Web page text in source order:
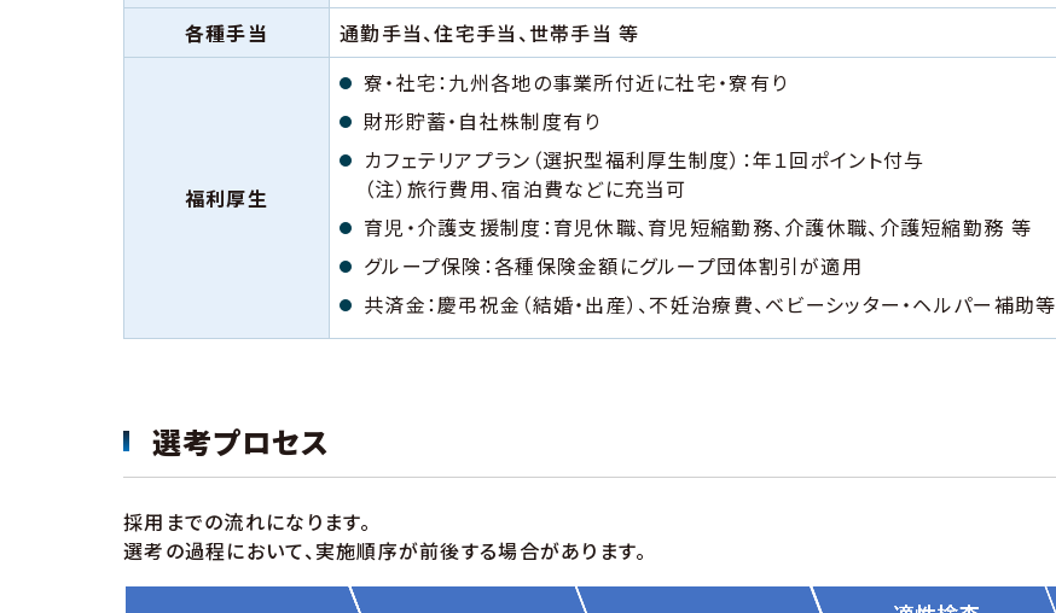
各種手当
通勤手当、住宅手当、世帯手当 等
福利厚生
寮・社宅：九州各地の事業所付近に社宅・寮有り
財形貯蓄・自社株制度有り
カフェテリアプラン（選択型福利厚生制度）：年１回ポイント付与
（注）旅行費用、宿泊費などに充当可
育児・介護支援制度：育児休職、育児短縮勤務、介護休職、介護短縮勤務 等
グループ保険：各種保険金額にグループ団体割引が適用
共済金：慶弔祝金（結婚・出産）、不妊治療費、ベビーシッター・ヘルパー補助等
選考プロセス
採用までの流れになります。
選考の過程において、実施順序が前後する場合があります。